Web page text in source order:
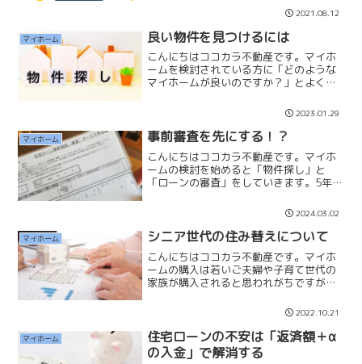
産業者なら『大量集客』を目指し、そし
て『営業社員を導入』して売上を伸ばし
ていく考えを持つのでしょ...
2021.08.12
マイホーム 良い物件を見つけるには
こんにちはココカラ不動産です。マイホ
ームを検討されている方に「どのような
マイホームが良いのですか？」とよく聞
環境で、資産性のある物件が良い物件だ
とご説明しています。SUUMOやHOME'S
など、不動産サイ...
2023.01.29
マイホーム 事前審査を先にする！？
こんにちはココカラ不動産です。マイホ
ームの検討を始めると「物件探し」と
「ローンの審査」をしていきます。5年位
を見つけてから「事前審査」をお願いし
ています。物件を見つけてから事前審査
をしていた理由は「2つ」...
2024.03.02
マイホーム シニア世代の住み替えについて
こんにちはココカラ不動産です。マイホ
ームの購入は若いご夫婦や子育て世代の
家族が購入されると思われがちですが、
夫婦は沢山いらっしゃいます。それはラ
イフステージの変化によって、生活スタ
イルが変わり、住まいも変...
2022.10.21
マイホーム
住宅ローンの不安は「返済額＋α
の入金」で解消する